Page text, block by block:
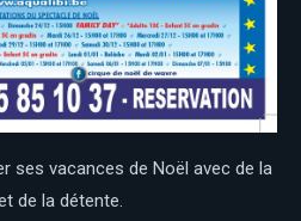
ses vacances de Noël avec de la
de la détente.